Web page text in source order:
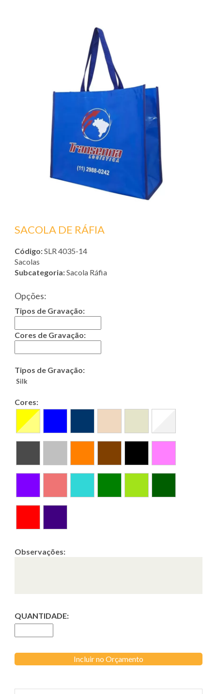
SACOLA DE RÁFIA
Código:SLR 4035-14
Sacolas
Subcategoria:Sacola Ráfia
Opções:
Tipos de Gravação:
Cores de Gravação:
Tipos de Gravação:
Silk
Cores:
Observações:
QUANTIDADE:
Incluir no Orçamento